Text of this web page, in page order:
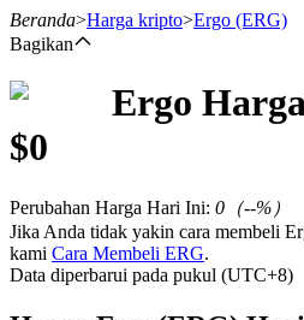
Beranda>Harga kripto>Ergo (ERG)
Bagikan
Ergo
$0
Perubahan Harga Hari Ini: 0 （--%）
Jika Anda tidak yakin cara membeli
kami Cara Membeli ERG.
Data diperbarui pada pukul (UTC+8)